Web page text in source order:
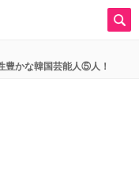
豊かな韓国芸能人⑤人！